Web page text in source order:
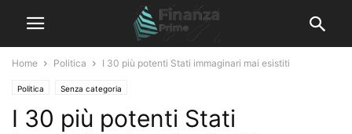
Home Politica I 30 più potenti Stati immaginari mai esistiti
Politica Senza categoria
I 30 più potenti Stati